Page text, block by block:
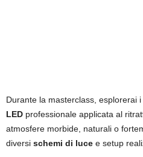
Durante la masterclass, esplorerai i
LED professionale applicata al
atmosfere morbide, naturali o
diversi schemi di luce e setup